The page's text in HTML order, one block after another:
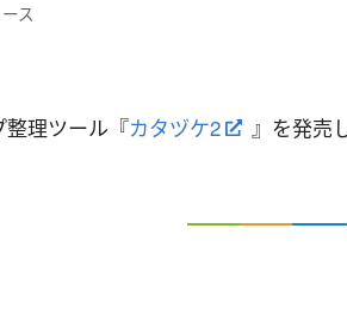
ス
理ツール『カタヅケ2 』を発売